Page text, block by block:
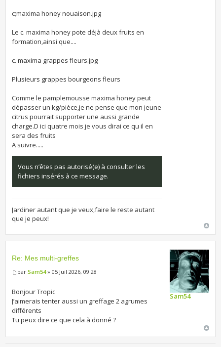
c;maxima honey nouaison.jpg
Le c. maxima honey pote déjà deux fruits en
formation,ainsi que....
c. maxima grappes fleurs.jpg
Plusieurs grappes bourgeons fleurs
Comme le pamplemousse maxima honey peut
dépasser un kg/pièce,je ne pense que mon jeune
citrus pourrait supporter une aussi grande
charge.D ici quatre mois je vous dirai ce qu il en
sera des fruits
A suivre.....
Vous n’êtes pas autorisé(e) à consulter les
fichiers insérés à ce message.
Jardiner autant que je veux,faire le reste autant
que je peux!
Re: Mes multi-greffes
parSam54» 05 Juil 2026, 09:28
Bonjour Tropic
J’aimerais tenter aussi un greffage 2 agrumes
différents
Tu peux dire ce que cela à donné ?
Sam54